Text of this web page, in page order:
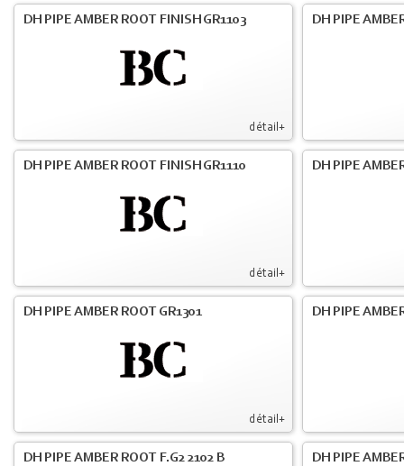
détail+
DH PIPE AMBER ROOT FINISH GR1103 DH PIPE
détail+
DH PIPE AMBER ROOT FINISH GR1110 DH PIPE
détail+
DH PIPE AMBER ROOT GR1301 DH PIPE
DH PIPE AMBER ROOT F.G2 2102 B DH PIPE